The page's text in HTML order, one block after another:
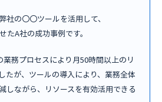
社の〇〇ツールを活用して、
たA社の成功事例です。
務プロセスにより月50時間以上のリ
たが、ツールの導入により、業務全体
しながら、リソースを有効活用できる